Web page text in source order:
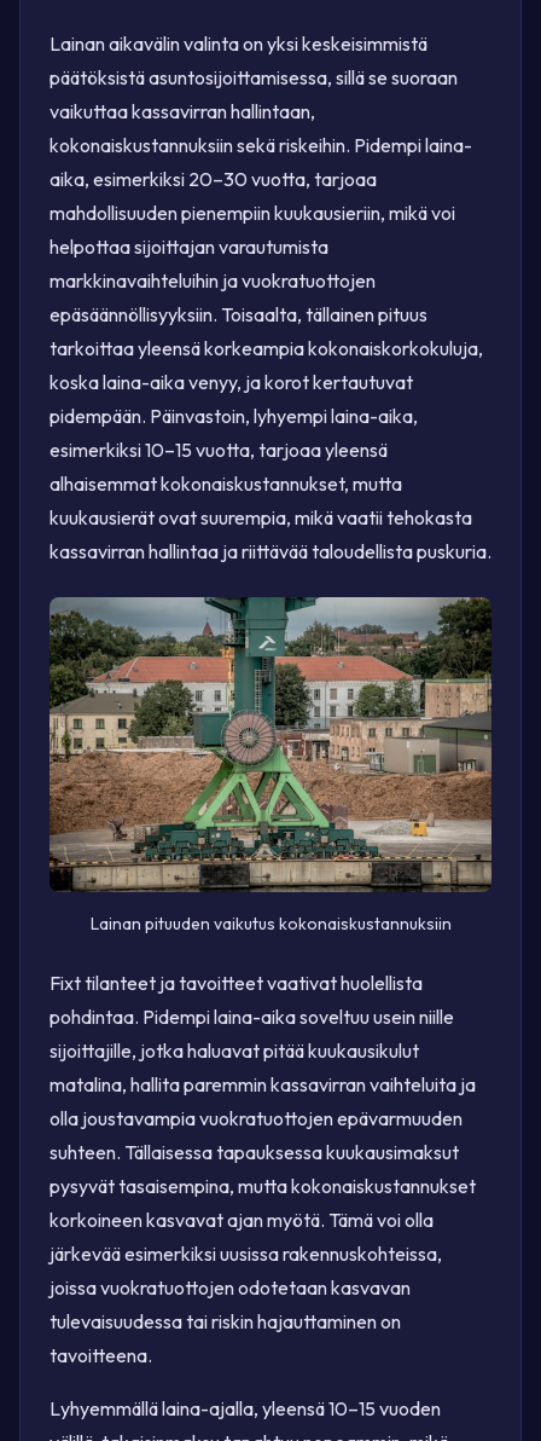
Lainan aikavälin valinta on yksi keskeisimmistä
päätöksistä asuntosijoittamisessa, sillä se suoraan
vaikuttaa kassavirran hallintaan,
kokonaiskustannuksiin sekä riskeihin. Pidempi laina-
aika, esimerkiksi 20–30 vuotta, tarjoaa
mahdollisuuden pienempiin kuukausieriin, mikä voi
helpottaa sijoittajan varautumista
markkinavaihteluihin ja vuokratuottojen
epäsäännöllisyyksiin. Toisaalta, tällainen pituus
tarkoittaa yleensä korkeampia kokonaiskorkokuluja,
koska laina-aika venyy, ja korot kertautuvat
pidempään. Päinvastoin, lyhyempi laina-aika,
esimerkiksi 10–15 vuotta, tarjoaa yleensä
alhaisemmat kokonaiskustannukset, mutta
kuukausierät ovat suurempia, mikä vaatii tehokasta
kassavirran hallintaa ja riittävää taloudellista puskuria.
Lainan pituuden vaikutus kokonaiskustannuksiin
Fixt tilanteet ja tavoitteet vaativat huolellista
pohdintaa. Pidempi laina-aika soveltuu usein niille
sijoittajille, jotka haluavat pitää kuukausikulut
matalina, hallita paremmin kassavirran vaihteluita ja
olla joustavampia vuokratuottojen epävarmuuden
suhteen. Tällaisessa tapauksessa kuukausimaksut
pysyvät tasaisempina, mutta kokonaiskustannukset
korkoineen kasvavat ajan myötä. Tämä voi olla
järkevää esimerkiksi uusissa rakennuskohteissa,
joissa vuokratuottojen odotetaan kasvavan
tulevaisuudessa tai riskin hajauttaminen on
tavoitteena.
Lyhyemmällä laina-ajalla, yleensä 10–15 vuoden